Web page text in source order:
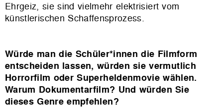
Ehrgeiz, sie sind vielmehr elektrisiert vom
künstlerischen Schaffensprozess.
Würde man die Schüler*innen die Filmform
entscheiden lassen, würden sie vermutlich
Horrorfilm oder Superheldenmovie wählen.
Warum Dokumentarfilm? Und würden Sie
dieses Genre empfehlen?